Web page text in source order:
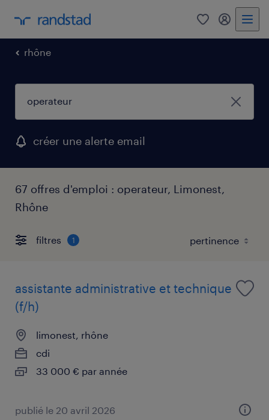
0 mon
rhône
créer une alerte email
67 offres d'emploi : operateur, Limonest,
Rhône
filtres 1
assistante administrative et technique
(f/h)
limonest, rhône
cdi
33 000 € par année
publié le 20 avril 2026